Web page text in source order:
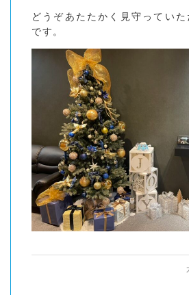
どうぞあたたかく見守ってい
です。